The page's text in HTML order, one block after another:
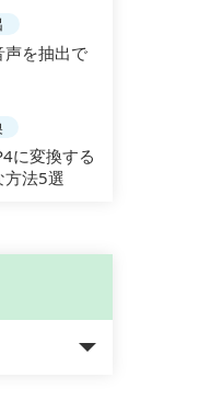
を抽出で
に変換する
方法5選